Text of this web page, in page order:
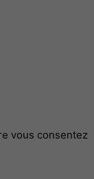
vous consentez